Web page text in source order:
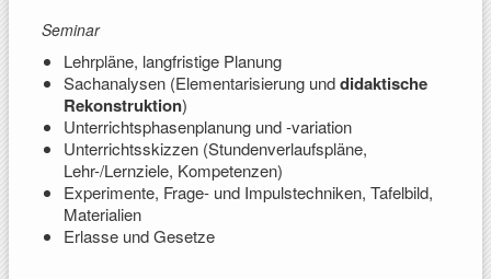
Seminar
Lehrpläne, langfristige Planung
Sachanalysen (Elementarisierung unddidaktische
Rekonstruktion)
Unterrichtsphasenplanung und -variation
Unterrichtsskizzen (Stundenverlaufspläne,
Lehr-/Lernziele, Kompetenzen)
Experimente, Frage- und Impulstechniken, Tafelbild,
Materialien
Erlasse und Gesetze